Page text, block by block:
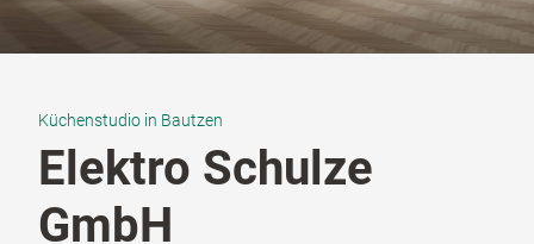
Küchenstudio in Bautzen
Elektro Schulze
GmbH